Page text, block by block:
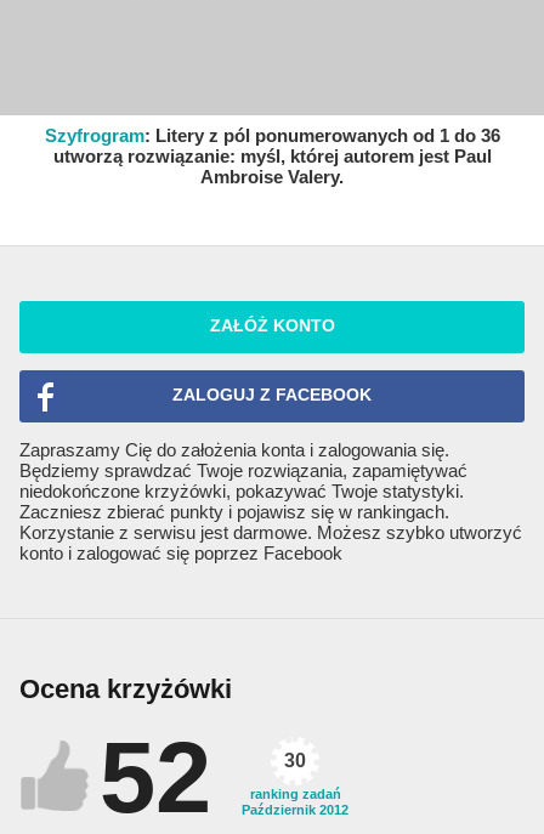
Szyfrogram: Litery z pól ponumerowanych od 1 do 36
utworzą rozwiązanie: myśl, której autorem jest Paul
Ambroise Valery.
ZAŁÓŻ KONTO
ZALOGUJ Z FACEBOOK
Zapraszamy Cię do założenia konta i zalogowania się.
Będziemy sprawdzać Twoje rozwiązania, zapamiętywać
niedokończone krzyżówki, pokazywać Twoje statystyki.
Zaczniesz zbierać punkty i pojawisz się w rankingach.
Korzystanie z serwisu jest darmowe. Możesz szybko utworzyć
konto i zalogować się poprzez Facebook
Ocena krzyżówki
52 30
ranking zadań
Październik 2012